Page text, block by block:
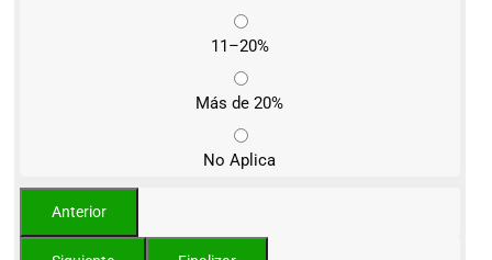
11–20%
Más de 20%
No Aplica